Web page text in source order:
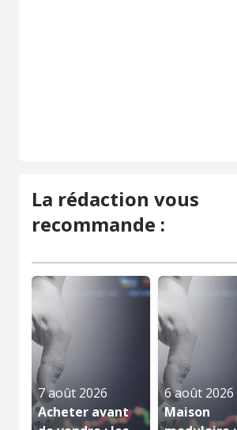
La rédaction vous
recommande :
7 août 2026
Acheter avant
6 août 2026
Maison